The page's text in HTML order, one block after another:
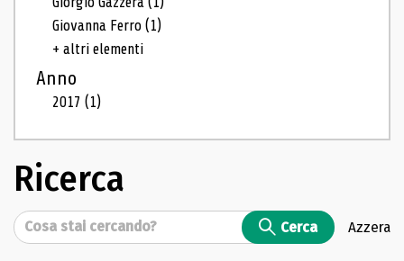
Giovanna Ferro(1)
+ altri elementi
Anno
2017(1)
Ricerca
Cerca Cerca Azzera